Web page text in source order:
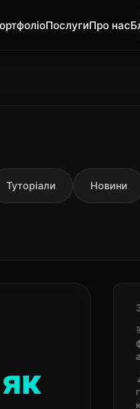
ПослугиПро нас
Туторіали Новини